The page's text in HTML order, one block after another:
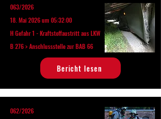
063/2026
18. Mai 2026 um 05:32:00
H Gefahr 1 - Kraftstoffaustritt aus LKW
B 276 > Anschlussstelle zur BAB 66
Bericht lesen
062/2026